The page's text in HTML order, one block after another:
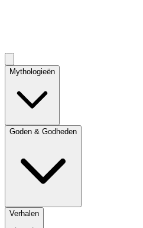
Mythologieën
Goden & Godheden
Verhalen